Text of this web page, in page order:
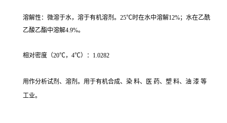
溶解性：微溶于水，溶于有机溶剂。25℃时在水中溶解12%；水在乙酰
乙酸乙酯中溶解4.9%。
相对密度（20℃，4℃）：1.0282
用作分析试剂、溶剂。用于有机合成、染 料、医 药、塑 料、油 漆 等
工业。